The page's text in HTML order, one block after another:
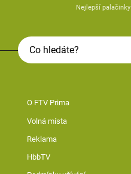
Nejlepší palačinky
O FTV Prima
Volná místa
Reklama
HbbTV